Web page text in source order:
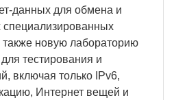
данных для обмена и
специализированных
также новую лабораторию
тестирования и
включая только IPv6,
Интернет вещей и